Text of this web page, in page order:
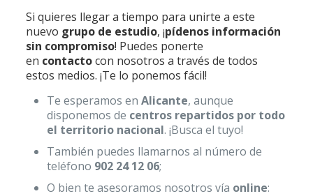
Si quieres llegar a tiempo para unirte a este
nuevo grupo de estudio, ¡pídenos información
sin compromiso! Puedes ponerte
en contactocon nosotros a través de todos
estos medios. ¡Te lo ponemos fácil!
Te esperamos en Alicante, aunque
disponemos de centros repartidos por todo
el territorio nacional. ¡Busca el tuyo!
También puedes llamarnos al número de
teléfono 902 24 12 06;
O bien te asesoramos nosotros vía online: